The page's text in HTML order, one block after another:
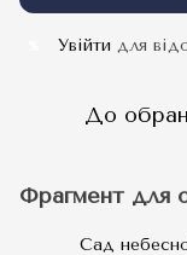
Увійти для
До
Фрагмент для
Сад